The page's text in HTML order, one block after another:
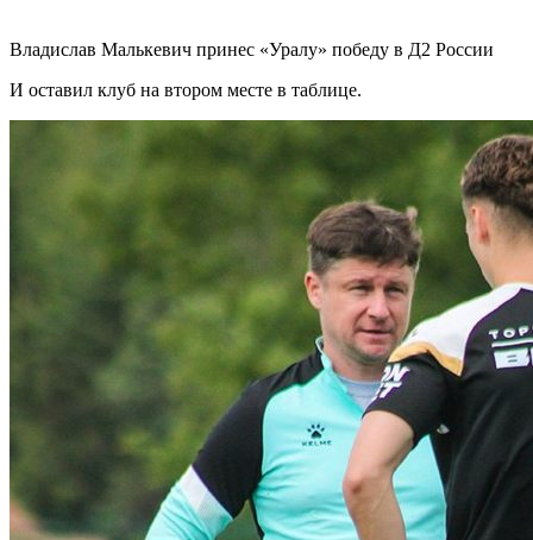
Владислав Малькевич принес «Уралу» победу в Д2 России
И оставил клуб на втором месте в таблице.